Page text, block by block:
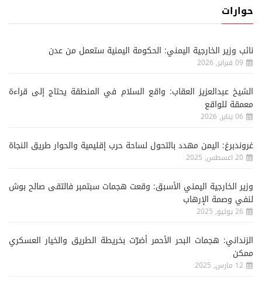
حوارات
نائب وزير الخارجية اليمني: الحكومة اليمنية ستعمل من عدن
09 فبراير, 2026
الشيخ عبدالعزيز العقاب: واقع السلام في المنطقة يحتاج إلى قراءة
معمقة للواقع
06 يناير, 2026
غروندبرغ: اليمن مهدد بالتحول لساحة حرب إقليمية والحوار طريق النجاة
20 اغسطس, 2025
وزير الخارجية اليمني الأسبق: وقعت هجمات سبتمبر فالتقى صالح بوش
لنفي وصمة الإرهاب
26 يوليو, 2025
الزنداني: هجمات البحر الأحمر أضرّت بخريطة الطريق والخيار العسكري
ممكن
12 مارس, 2025